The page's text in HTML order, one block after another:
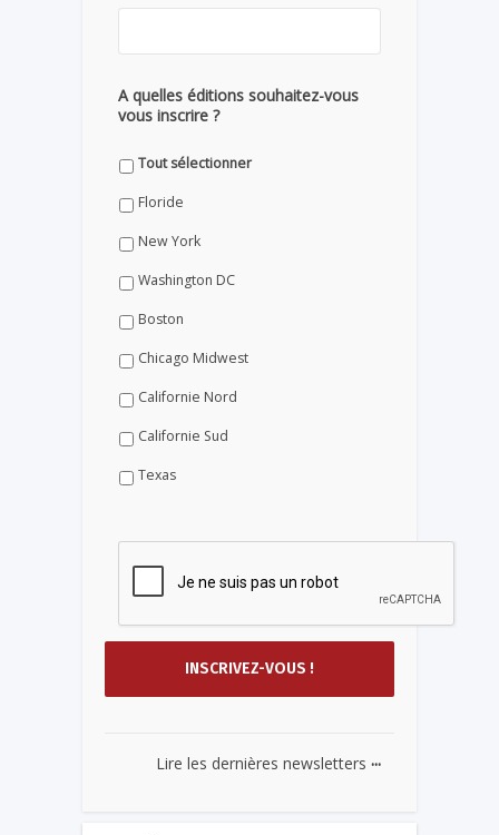
A quelles éditions souhaitez-vous
vous inscrire ?
Tout sélectionner
Floride
New York
Washington DC
Boston
Chicago Midwest
Californie Nord
Californie Sud
Texas
Lire les dernières newsletters ...